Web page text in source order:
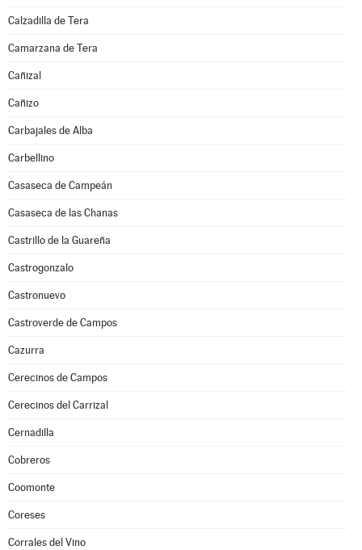
Calzadilla de Tera
Camarzana de Tera
Cañizal
Cañizo
Carbajales de Alba
Carbellino
Casaseca de Campeán
Casaseca de las Chanas
Castrillo de la Guareña
Castrogonzalo
Castronuevo
Castroverde de Campos
Cazurra
Cerecinos de Campos
Cerecinos del Carrizal
Cernadilla
Cobreros
Coomonte
Coreses
Corrales del Vino